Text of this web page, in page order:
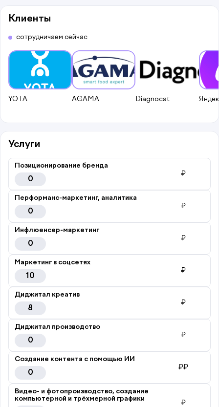
Клиенты
сотрудничаем сейчас
YOTA AGAMA Diagnocat
Услуги
Позиционирование бренда
0
₽
Перформанс-маркетинг, аналитика
0
₽
Инфлюенсер-маркетинг
0
₽
Маркетинг в соцсетях
10
₽
Диджитал креатив
8
₽
Диджитал производство
0
₽
Создание контента с помощью ИИ
0
₽₽
Видео- и фотопроизводство, создание
компьютерной и трёхмерной графики
₽